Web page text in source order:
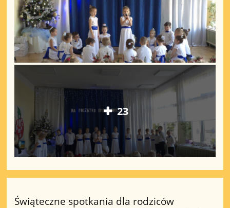
23
Świąteczne spotkania dla rodziców